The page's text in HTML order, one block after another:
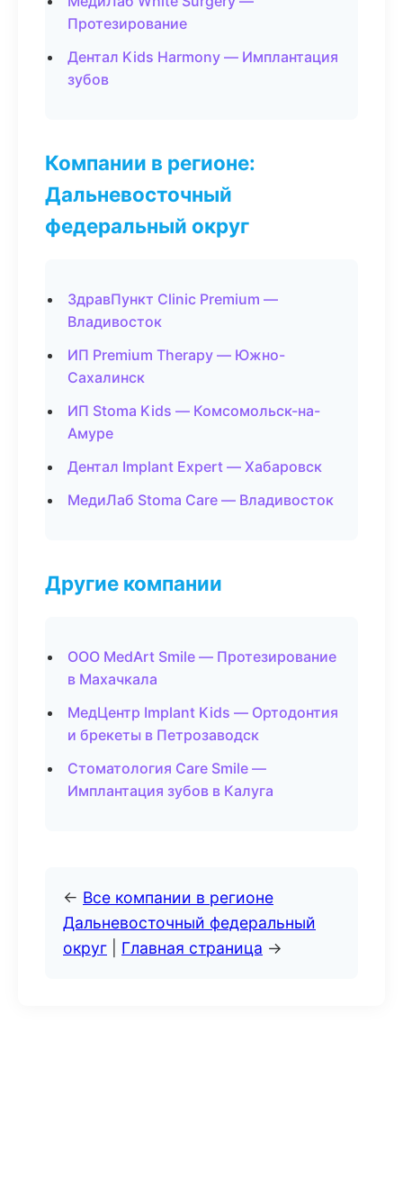
Протезирование
Дентал Kids Harmony — Имплантация
зубов
Компании в регионе:
Дальневосточный
федеральный округ
ЗдравПункт Clinic Premium —
Владивосток
ИП Premium Therapy — Южно-
Сахалинск
ИП Stoma Kids — Комсомольск-на-
Амуре
Дентал Implant Expert — Хабаровск
МедиЛаб Stoma Care — Владивосток
Другие компании
ООО MedArt Smile — Протезирование
в Махачкала
МедЦентр Implant Kids — Ортодонтия
и брекеты в Петрозаводск
Стоматология Care Smile —
Имплантация зубов в Калуга
← Все компании в регионе
Дальневосточный федеральный
округ
Главная страница →